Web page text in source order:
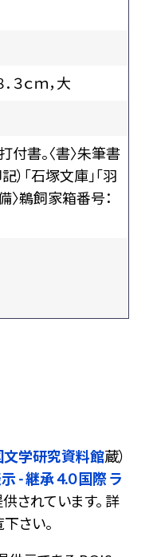
．３ｃｍ，大
付書。〈書〉朱筆書
）「石塚文庫」「羽
〉鵜飼家箱番号：
文学研究資料館蔵）
- 継承 4.0 国際 ラ
されています。 詳
さい。